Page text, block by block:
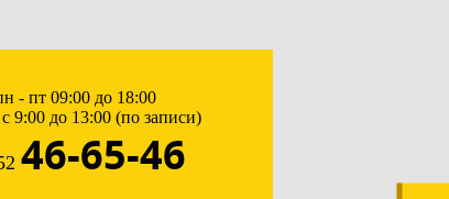
- пт 09:00 до 18:00
9:00 до 13:00 (по записи)
46-65-46